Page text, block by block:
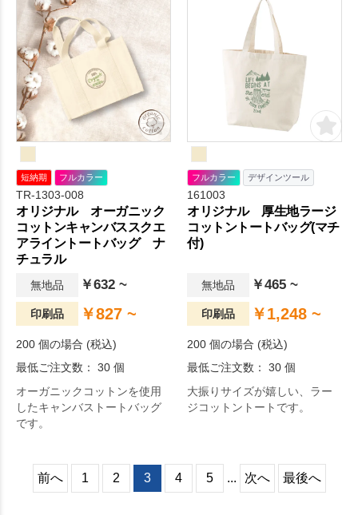
短納期 フルカラー
TR-1303-008
オリジナル オーガニック
コットンキャンバススクエ
アライントートバッグ ナ
チュラル
無地品 ￥632 ~
印刷品 ￥827 ~
200 個の場合 (税込)
最低ご注文数： 30 個
オーガニックコットンを使用
したキャンバストートバッグ
です。
フルカラー デザインツール
161003
オリジナル 厚生地ラージ
コットントートバッグ(マチ
付)
無地品 ￥465 ~
印刷品 ￥1,248 ~
200 個の場合 (税込)
最低ご注文数： 30 個
大振りサイズが嬉しい、ラー
ジコットントートです。
前へ 1 2 3 4 5 ... 次へ 最後へ